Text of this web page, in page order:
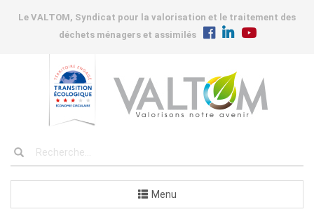
Le VALTOM, Syndicat pour la valorisation et le traitement des
déchets ménagers et assimilés
Menu